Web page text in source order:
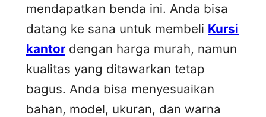
mendapatkan benda ini. Anda bisa
datang ke sana untuk membeli Kursi
kantor dengan harga murah, namun
kualitas yang ditawarkan tetap
bagus. Anda bisa menyesuaikan
bahan, model, ukuran, dan warna